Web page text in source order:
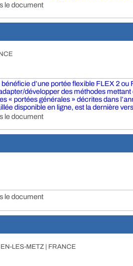
le document
d’une portée flexible FLEX 2 ou
développer des méthodes
« portées générales » décrites dans
disponible en ligne, est la dernière
le document
le document
LES-METZ | FRANCE